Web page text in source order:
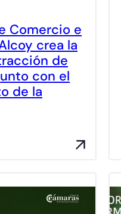
Comercio e
crea la
de
con el
de la